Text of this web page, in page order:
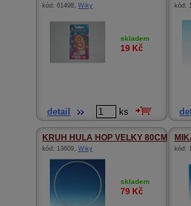
kód: 61498, Wiky
skladem
19 Kč
detail ks
kód:
KRUH HULA HOP VELKY 80CM
kód: 13609, Wiky
skladem
79 Kč
kód: